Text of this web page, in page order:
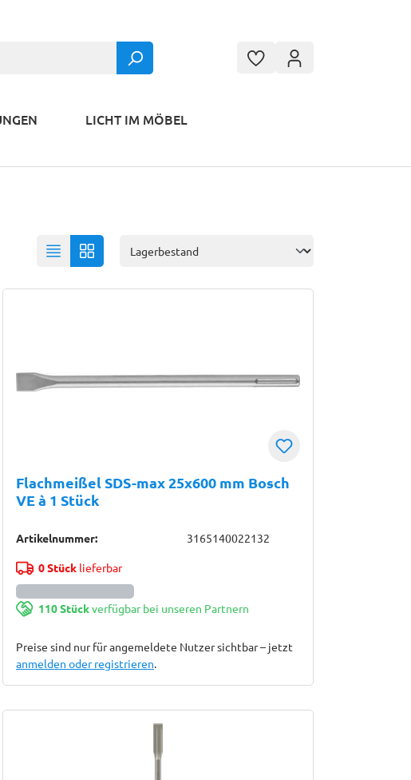
LICHT IM MÖBEL
Flachmeißel SDS-max 25x600 mm Bosch
VE à 1 Stück
Artikelnummer: 3165140022132
0 Stücklieferbar
110 Stückverfügbar bei unseren Partnern
Preise sind nur für angemeldete Nutzer sichtbar – jetzt
anmelden oder registrieren.